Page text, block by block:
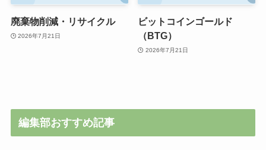
廃棄物削減・リサイクル
2026年7月21日
ビットコインゴールド
（BTG）
2026年7月21日
編集部おすすめ記事